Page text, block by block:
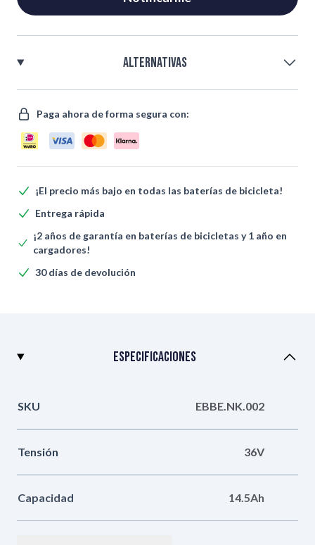
Alternativas
Paga ahora de forma segura con:
¡El precio más bajo en todas las baterías de bicicleta!
Entrega rápida
¡2 años de garantía en baterías de bicicletas y 1 año en
cargadores!
30 días de devolución
Especificaciones
SKU EBBE.NK.002
Tensión 36V
Capacidad 14.5Ah